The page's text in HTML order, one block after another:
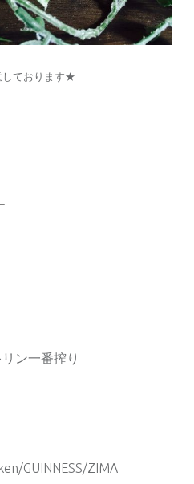
しております★
ン一番搾り
GUINNESS/ZIMA